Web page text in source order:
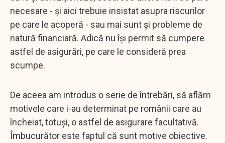
necesare - și aici trebuie insistat asupra riscurilor
pe care le acoperă - sau mai sunt și probleme de
natură financiară. Adică nu își permit să cumpere
astfel de asigurări, pe care le consideră prea
scumpe.
De aceea am introdus o serie de întrebări, să aflăm
motivele care i-au determinat pe românii care au
încheiat, totuși, o astfel de asigurare facultativă.
Îmbucurător este faptul că sunt motive obiective.